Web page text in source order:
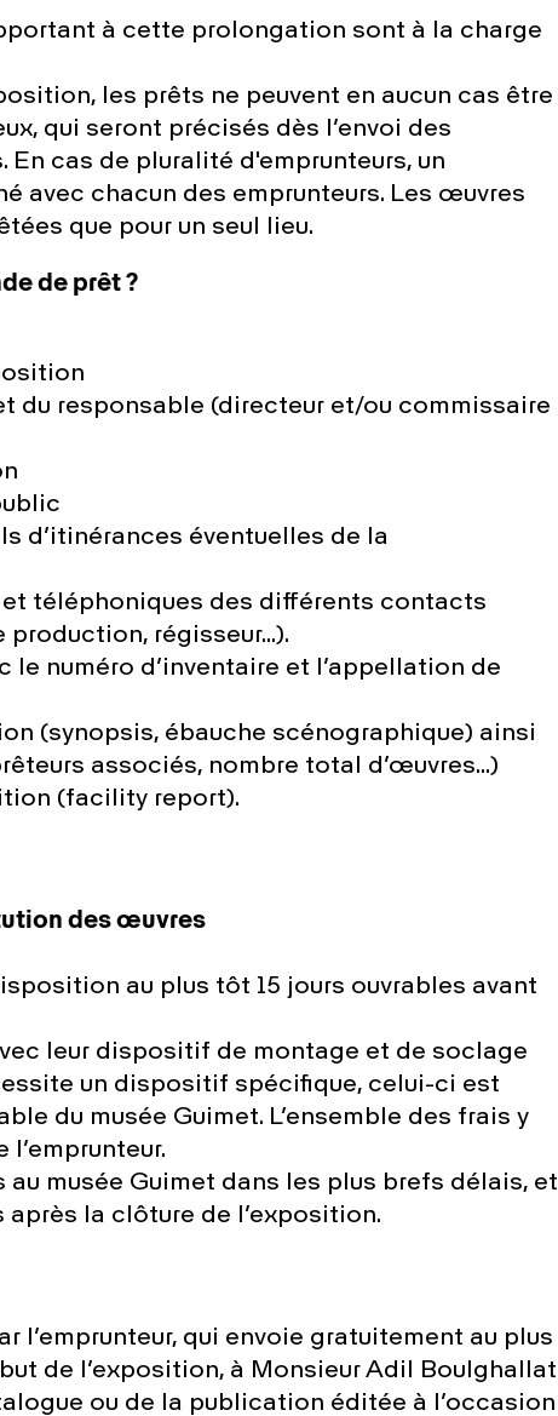
à cette prolongation sont à la charge
les prêts ne peuvent en aucun cas être
qui seront précisés dès l’envoi des
cas de pluralité d'emprunteurs, un
avec chacun des emprunteurs. Les œuvres
que pour un seul lieu.
de prêt ?
du responsable (directeur et/ou commissaire
d’itinérances éventuelles de la
téléphoniques des différents contacts
production, régisseur…).
numéro d’inventaire et l’appellation de
(synopsis, ébauche scénographique) ainsi
associés, nombre total d’œuvres…)
(facility report).
des œuvres
au plus tôt 15 jours ouvrables avant
leur dispositif de montage et de soclage
un dispositif spécifique, celui-ci est
du musée Guimet. L’ensemble des frais y
musée Guimet dans les plus brefs délais, et
la clôture de l’exposition.
l’emprunteur, qui envoie gratuitement au plus
de l’exposition, à Monsieur Adil
Boulghallat
ou de la publication éditée à l’occasion